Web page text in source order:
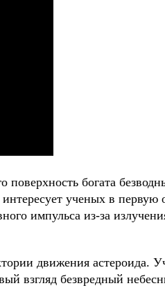
поверхность богата
ученых в первую
импульса из-за
движения астероида.
взгляд безвредный